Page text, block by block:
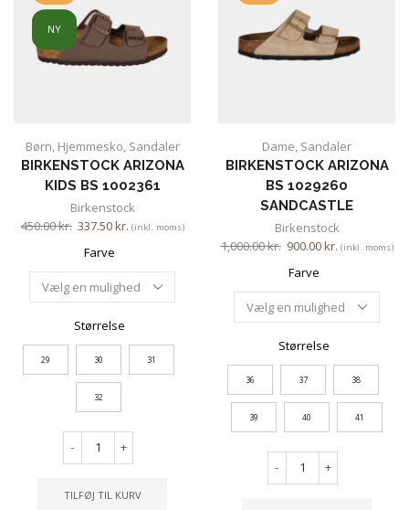
NY
Børn, Hjemmesko, Sandaler
BIRKENSTOCK ARIZONA
KIDS BS 1002361
Birkenstock
450.00kr. 337.50kr. (inkl. moms)
Farve
Størrelse
29 30 31
32
- +
TILFØJ TIL KURV
Dame, Sandaler
BIRKENSTOCK ARIZONA
BS 1029260
SANDCASTLE
Birkenstock
1,000.00kr. 900.00kr. (inkl. moms)
Farve
Størrelse
36 37 38
39 40 41
- +